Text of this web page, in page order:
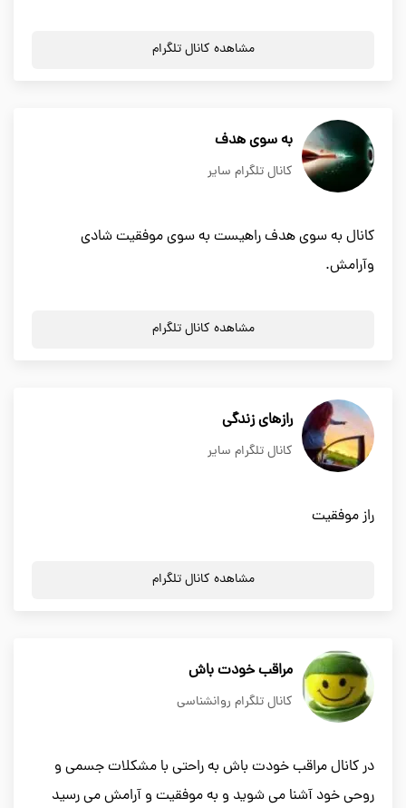
مشاهده کانال تلگرام
به سوی هدف
کانال تلگرام سایر
کانال به سوی هدف راهیست به سوی موفقیت شادی
وآرامش.
مشاهده کانال تلگرام
رازهای زندگی
کانال تلگرام سایر
راز موفقیت
مشاهده کانال تلگرام
مراقب خودت باش
کانال تلگرام روانشناسی
در کانال مراقب خودت باش به راحتی با مشکلات جسمی و
روحی خود آشنا می شوید و به موفقیت و آرامش می رسید